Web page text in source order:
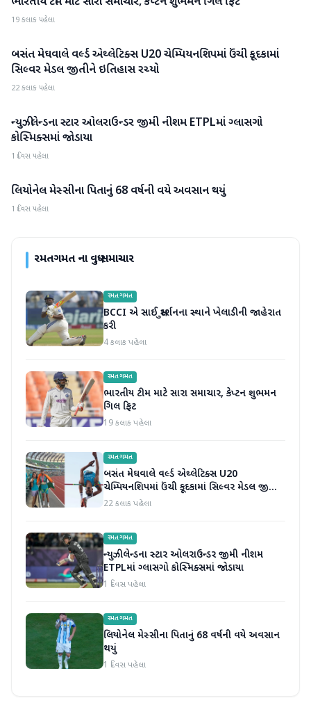
19 કલાક પહેલા
રમતગમત
બસંત મેઘવાલે વર્લ્ડ એથ્લેટિક્સ U20 ચેમ્પિયનશિપમાં ઉંચી કૂદકામાં
સિલ્વર મેડલ જીતીને ઇતિહાસ રચ્યો
22 કલાક પહેલા
રમતગમત
ન્યુઝીલેન્ડના સ્ટાર ઓલરાઉન્ડર જીમી નીશમ ETPLમાં ગ્લાસગો
કોસ્મિક્સમાં જોડાયા
1 દિવસ પહેલા
રમતગમત
લિયોનેલ મેસ્સીના પિતાનું 68 વર્ષની વયે અવસાન થયું
1 દિવસ પહેલા
રમતગમતના વધુ સમાચાર
રમતગમત
BCCI એ સાઈ સુદર્શનના સ્થાને ખેલાડીની જાહેરાત
કરી
4 કલાક પહેલા
રમતગમત
ભારતીય ટીમ માટે સારા સમાચાર, કેપ્ટન શુભમન
ગિલ ફિટ
19 કલાક પહેલા
રમતગમત
બસંત મેઘવાલે વર્લ્ડ એથ્લેટિક્સ U20
ચેમ્પિયનશિપમાં ઉંચી કૂદકામાં સિલ્વર મેડલ જીતીને
ઇતિહાસ રચ્યો
22 કલાક પહેલા
રમતગમત
ન્યુઝીલેન્ડના સ્ટાર ઓલરાઉન્ડર જીમી નીશમ
ETPLમાં ગ્લાસગો કોસ્મિક્સમાં જોડાયા
1 દિવસ પહેલા
રમતગમત
લિયોનેલ મેસ્સીના પિતાનું 68 વર્ષની વયે અવસાન
થયું
1 દિવસ પહેલા